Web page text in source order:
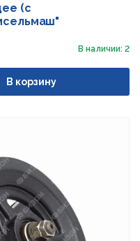
(с
В наличии: 2
В корзину